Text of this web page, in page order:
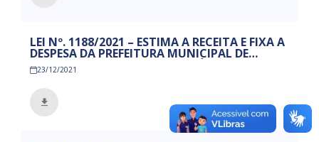
LEI Nº. 1188/2021 – ESTIMA A RECEITA E FIXA A
DESPESA DA PREFEITURA MUNICIPAL DE
MAMANGUAPE, PARA O EXERCÍCIO
ECONOMICO – FINANCEIRO DE 2022, E DÁ
OUTRAS PROVIDÊNCIAS.
23/12/2021